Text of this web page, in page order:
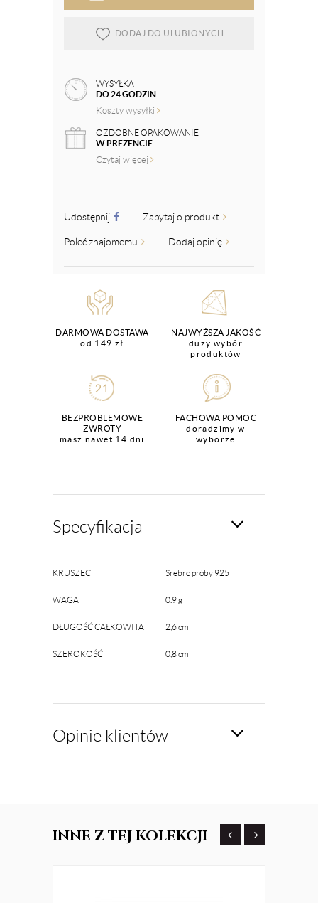
DODAJ DO ULUBIONYCH
WYSYŁKA
DO 24 GODZIN
Koszty wysyłki
OZDOBNE OPAKOWANIE
W PREZENCIE
Czytaj więcej
Udostępnij Zapytaj o produkt
Poleć znajomemu Dodaj opinię
DARMOWA DOSTAWA
od 149 zł
NAJWYŻSZA JAKOŚĆ
duży wybór
produktów
BEZPROBLEMOWE
ZWROTY
masz nawet 14 dni
FACHOWA POMOC
doradzimy w
wyborze
Specyfikacja
KRUSZEC Srebro próby 925
WAGA 0.9 g
DŁUGOŚĆ CAŁKOWITA 2,6 cm
SZEROKOŚĆ 0,8 cm
Opinie klientów
INNE Z TEJ KOLEKCJI